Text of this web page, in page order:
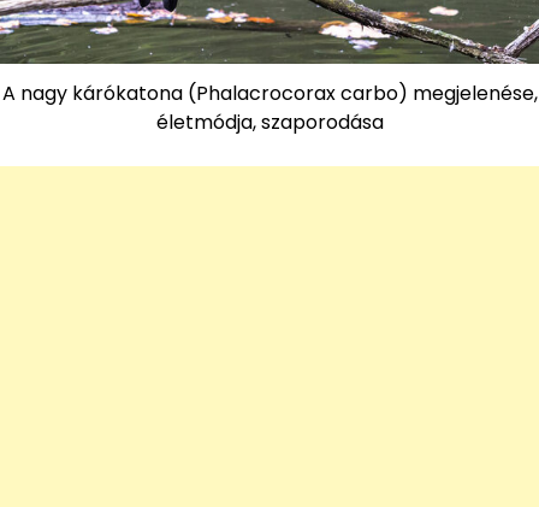
A nagy kárókatona (Phalacrocorax carbo) megjelenése,
életmódja, szaporodása